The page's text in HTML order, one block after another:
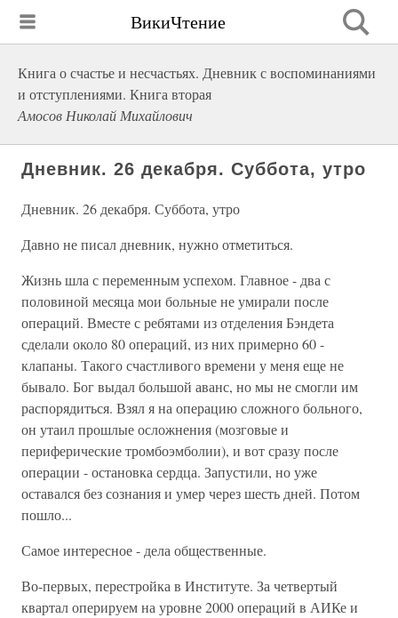
ВикиЧтение
Книга о счастье и несчастьях. Дневник с воспоминаниями
и отступлениями. Книга вторая
Амосов Николай Михайлович
Дневник. 26 декабря. Суббота, утро
Дневник. 26 декабря. Суббота, утро
Давно не писал дневник, нужно отметиться.
Жизнь шла с переменным успехом. Главное - два с
половиной месяца мои больные не умирали после
операций. Вместе с ребятами из отделения Бэндета
сделали около 80 операций, из них примерно 60 -
клапаны. Такого счастливого времени у меня еще не
бывало. Бог выдал большой аванс, но мы не смогли им
распорядиться. Взял я на операцию сложного больного,
он утаил прошлые осложнения (мозговые и
периферические тромбоэмболии), и вот сразу после
операции - остановка сердца. Запустили, но уже
оставался без сознания и умер через шесть дней. Потом
пошло...
Самое интересное - дела общественные.
Во-первых, перестройка в Институте. За четвертый
квартал оперируем на уровне 2000 операций в АИКе и